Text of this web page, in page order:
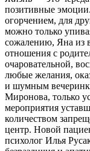
позитивные
огорчением, для
можно только
сожалению, Яна из
отношения с
очаровательной,
любые желания,
и шумным
Миронова, только
мероприятия
количеством
центр. Новой
психолог Илья